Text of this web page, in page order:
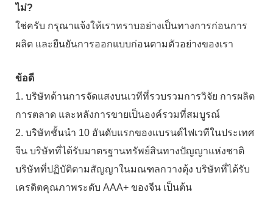
ไม่?
ใช่ครับ กรุณาแจ้งให้เราทราบอย่างเป็นทางการก่อนการ
ผลิต และยืนยันการออกแบบก่อนตามตัวอย่างของเรา
ข้อดี
1. บริษัทด้านการจัดแสงบนเวทีที่รวบรวมการวิจัย การผลิต
การตลาด และหลังการขายเป็นองค์รวมที่สมบูรณ์
2. บริษัทชั้นนำ 10 อันดับแรกของแบรนด์ไฟเวทีในประเทศ
จีน บริษัทที่ได้รับมาตรฐานทรัพย์สินทางปัญญาแห่งชาติ
บริษัทที่ปฏิบัติตามสัญญาในมณฑลกวางตุ้ง บริษัทที่ได้รับ
เครดิตคุณภาพระดับ AAA+ ของจีน เป็นต้น